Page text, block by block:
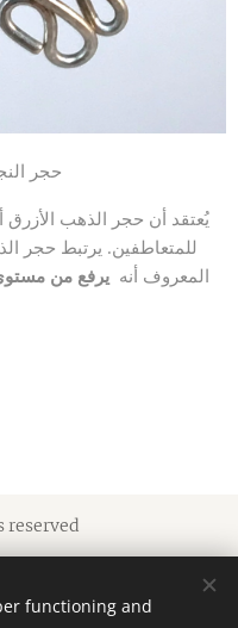
حجر
يُعتقد أن حجر الذهب الأزرق
للمتعاطفين. يرتبط حجر
المعروف أنه يرفع من
reserved
functioning and